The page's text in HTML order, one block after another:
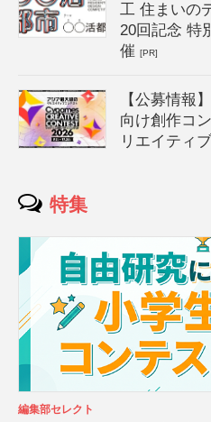
工 住まいの
20回記念 特
催[PR]
【公募情報
向け創作コ
リエイティ
特集
編集部セレクト